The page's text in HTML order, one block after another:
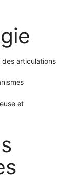
des articulations
et